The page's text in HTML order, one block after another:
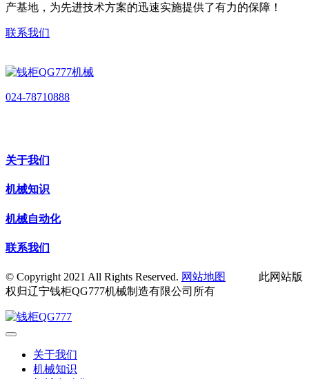
产基地，为先进技术方案的迅速实施提供了有力的保障！
联系我们
024-78710888
关于我们
机械知识
机械自动化
联系我们
© Copyright 2021 All Rights Reserved. 网站地图
此网站版
权归辽宁钱柜QG777机械制造有限公司所有
关于我们
机械知识